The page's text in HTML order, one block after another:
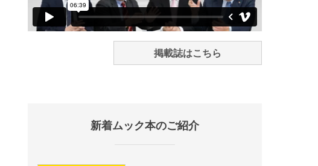
掲載誌はこちら
新着ムック本のご紹介